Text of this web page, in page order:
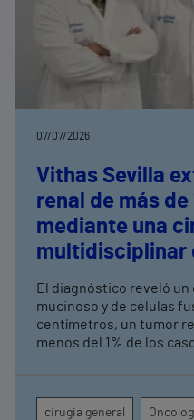
07/07/2026
Vithas Sevilla
renal de más
mediante una
multidisciplinar
complejidad
El diagnóstico reveló
mucinoso y de células
centímetros, un tumor
menos del 1% de los casos La
Banco de Sangre y
cirugia general